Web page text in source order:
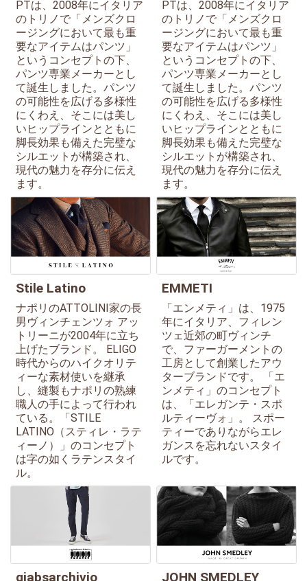
PTは、2008年にイタリア
のトリノで「メンズクロ
ージングにおいて最も重
要なアイテムはパンツ」
というコンセプトの下、
パンツ専業メーカーとし
て誕生しました。パンツ
の可能性を広げる多様性
にくわえ、そこには美し
いヒップラインとともに
脚長効果も備えた完璧な
シルエットが構築され、
現代の魅力を存分に伝え
ます。
PTは、2008年にイタリア
のトリノで「メンズクロ
ージングにおいて最も重
要なアイテムはパンツ」
というコンセプトの下、
パンツ専業メーカーとし
て誕生しました。パンツ
の可能性を広げる多様性
にくわえ、そこには美し
いヒップラインとともに
脚長効果も備えた完璧な
シルエットが構築され、
現代の魅力を存分に伝え
ます。
Stile Latino
ナポリのATTOLINI家の長
男ヴィンチェンツォ アッ
トリーニが2004年に立ち
上げたブランド。 ELIGO
時代からのハイクオリテ
ィーな素材使いを継承
し、縫製もナポリの熟練
職人の手によって行われ
ている。「STILE
LATINO（スティレ・ラテ
ィーノ）」のコンセプト
は字の如くラテンスタイ
ル。
EMMETI
「エンメティ」は、1975
年にイタリア、フィレン
ツェ近郊の町ヴィンチ
で、ファーガーメントの
工房として創業したアウ
ターブランドです。 「エ
ンメティ」のコンセプト
は、「エレガンテ・スポ
ルティーヴォ」。 スポー
ティーでありながらエレ
ガンスを忘れないスタイ
ルです。
giabsarchivio JOHN SMEDLEY